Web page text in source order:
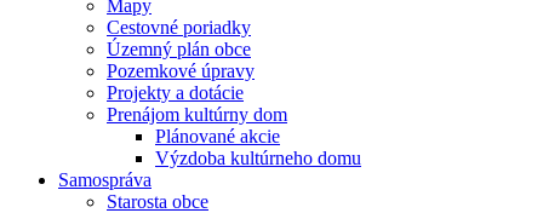
Mapy
Cestovné poriadky
Územný plán obce
Pozemkové úpravy
Projekty a dotácie
Prenájom kultúrny dom
Plánované akcie
Výzdoba kultúrneho domu
Samospráva
Starosta obce